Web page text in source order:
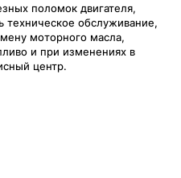
поломок двигателя,
техническое обслуживание,
моторного масла,
и при изменениях в
центр.